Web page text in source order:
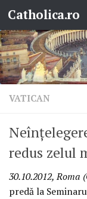
Skip to content
Catholica.ro
VATICAN
redus zelul
30.10.2012, Roma
predă la